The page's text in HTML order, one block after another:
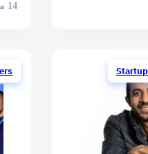
14 مايو، 2024